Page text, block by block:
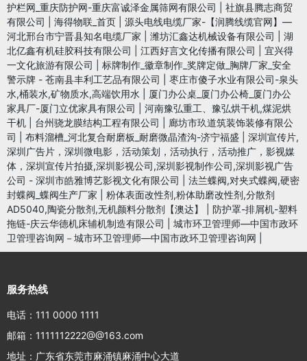
护栏网_重庆防护网-重庆富诚泽金属筛网有限公司
社旗县腾志商贸
有限公司
海得物联_首页
源头电线电缆厂家-【润腾线缆官网】—
河北邢台市宁晋县知名电缆厂家
潍坊汇鑫达机械设备有限公司
湖
北亿鑫有机硅胶科技有限公司
江西好言文化传播有限公司
宜兴得
一文化旅游有限公司
标牌制作_徽章制作_奖牌定做_胸牌厂家_安全
警示牌 - 苍南县丰利工艺品有限公司
枣庄市傻子水业有限公司-泉头
水,桶装水,矿物质水,高端饮用水
厦门办公桌_厦门办公椅_厦门办公
家具厂-厦门立优家具有限公司
河南豫弘重工、豫弘烘干机,煤泥烘
干机
台州骁龙膜结构工程有限公司
廊坊市玖道筑装饰装修有限公
司
布料溜槽_河北复合耐磨板_耐磨微晶渣沟-济宁福盛
深圳宣传片,
深圳广告片，深圳微电影，活动策划，活动执行，活动推广，影视媒
体，深圳宣传片拍摄,深圳影视公司,深圳影视制作公司,深圳影视广告
公司 - 深圳市皓雅博艺影视文化有限公司
法兰蝶阀,对夹式蝶阀,硬密
封蝶阀_蝶阀生产厂家
粉体表面改性剂,粉体助磨改性剂,分散剂
AD5040,陶瓷分散剂,无机颜料分散剂【澳达】
防护罩-排屑机-塑料
拖链-庆云华德机床辅机制造有限公司
城市环卫管理师—中国市政环
卫管理咨询网－城市环卫管理师—中国市政环卫管理咨询网
服务热线
电话：111 0000 1111
邮箱：1111112222@@163.com
地址：广东省东莞市麻涌镇麻涌中心大道